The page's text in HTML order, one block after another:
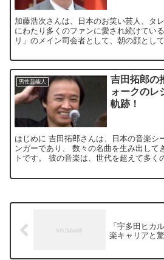
加藤浩次さんは、日本のお笑い芸人、タ
にわたり多くのファンに愛され続けてい
リ」のメイン司会者として、朝の顔とし
男性芸能人
吉田拓郎の
ォークのレ
軌跡！
はじめに 吉田拓郎さんは、日本の音楽シ
ンガーであり、 数々の名曲を生み出して
トです。 彼の音楽は、世代を超えて多く
「宇多田ヒカ
楽キャリアと